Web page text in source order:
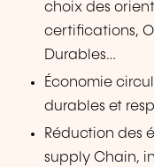
choix des
certifications,
Durables…
Économie
durables et
Réduction des
supply Chain,